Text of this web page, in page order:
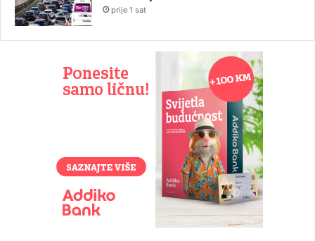
prije 1 sat